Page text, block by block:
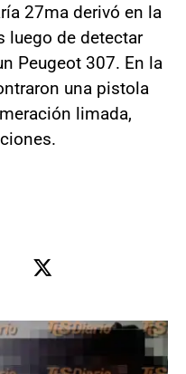
27ma derivó en la
luego de detectar
Peugeot 307. En la
una pistola
limada,